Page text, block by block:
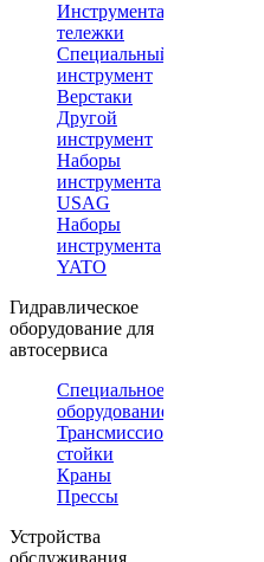
Инструментальные
тележки
Специальный
инструмент
Верстаки
Другой
инструмент
Наборы
инструмента
USAG
Наборы
инструмента
YATO
Гидравлическое
оборудование для
автосервиса
Специальное
оборудование
Трансмиссионные
стойки
Краны
Прессы
Устройства
обслуживания